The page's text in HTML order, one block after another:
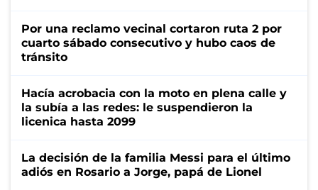
Por una reclamo vecinal cortaron ruta 2 por
cuarto sábado consecutivo y hubo caos de
tránsito
Hacía acrobacia con la moto en plena calle y
la subía a las redes: le suspendieron la
licenica hasta 2099
La decisión de la familia Messi para el último
adiós en Rosario a Jorge, papá de Lionel